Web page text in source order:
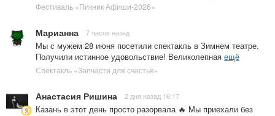
Фестиваль «Пикник Афиши-2026»
Марианна 7 часов назад
Мы с мужем 28 июня посетили спектакль в Зимнем театре.
Получили истинное удовольствие! Великолепная ещё
Спектакль «Запчасти для счастья»
Анастасия Ришина 2 дня назад 16:17
Казань в этот день просто разорвала 🔥 Мы приехали без